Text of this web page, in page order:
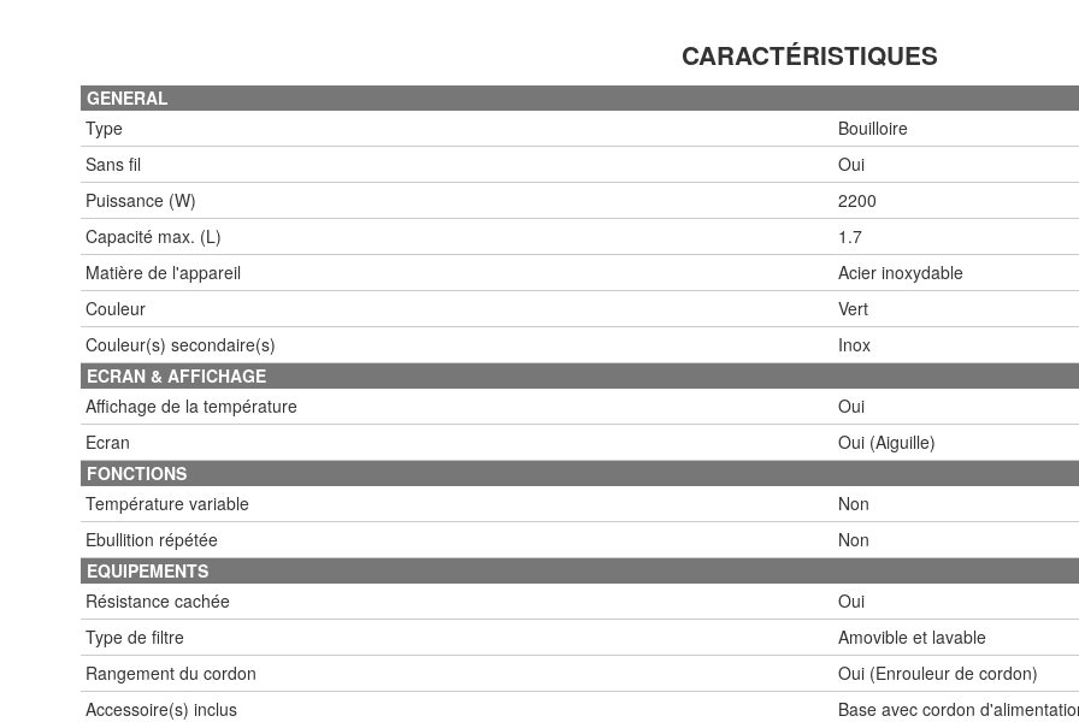
CARACTÉRISTIQUES
GENERAL
Type
Bouilloire
Sans fil
Oui
Puissance (W)
2200
Capacité max. (L)
1.7
Matière de l'appareil
Acier inoxydable
Couleur
Vert
Couleur(s) secondaire(s)
Inox
ECRAN & AFFICHAGE
Affichage de la température
Oui
Ecran
Oui (Aiguille)
FONCTIONS
Température variable
Non
Ebullition répétée
Non
EQUIPEMENTS
Résistance cachée
Oui
Type de filtre
Amovible et lavable
Rangement du cordon
Oui (Enrouleur de cordon)
Accessoire(s) inclus
Base avec cordon